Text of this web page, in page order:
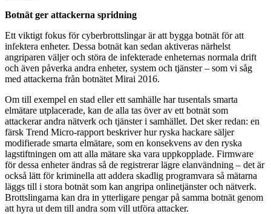
Botnät ger attackerna spridning
Ett viktigt fokus för cyberbrottslingar är att bygga botnät för att
infektera enheter. Dessa botnät kan sedan aktiveras närhelst
angriparen väljer och störa de infekterade enheternas normala drift
och även påverka andra enheter, system och tjänster – som vi såg
med attackerna från botnätet Mirai 2016.
Om till exempel en stad eller ett samhälle har tusentals smarta
elmätare utplacerade, kan de alla tas över av ett botnät som
attackerar andra nätverk och tjänster i samhället. Det sker redan: en
färsk Trend Micro-rapport beskriver hur ryska hackare säljer
modifierade smarta elmätare, som en konsekvens av den ryska
lagstiftningen om att alla mätare ska vara uppkopplade. Firmware
för dessa enheter ändras så de registrerar lägre elanvändning – det är
också lätt för kriminella att addera skadlig programvara så mätarna
läggs till i stora botnät som kan angripa onlinetjänster och nätverk.
Brottslingarna kan dra in ytterligare pengar på samma botnät genom
att hyra ut dem till andra som vill utföra attacker.